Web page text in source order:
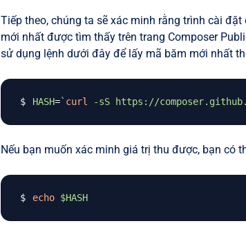
Tiếp theo, chúng ta sẽ xác minh rằng trình cài
mới nhất được tìm thấy trên trang Composer
sử dụng lệnh dưới đây để lấy mã băm mới nhất
HASH=` curl -sS https://
Nếu bạn muốn xác minh giá trị thu được, bạn có
echo $HASH